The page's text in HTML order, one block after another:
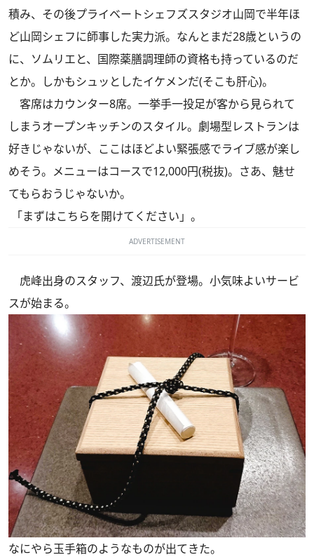
積み、その後プライベートシェフズスタジオ山岡で半年ほ
ど山岡シェフに師事した実力派。なんとまだ28歳というの
に、ソムリエと、国際薬膳調理師の資格も持っているのだ
とか。しかもシュッとしたイケメンだ(そこも肝心)。
客席はカウンター8席。一挙手一投足が客から見られて
しまうオープンキッチンのスタイル。劇場型レストランは
好きじゃないが、ここはほどよい緊張感でライブ感が楽し
めそう。メニューはコースで12,000円(税抜)。さあ、魅せ
てもらおうじゃないか。
「まずはこちらを開けてください」。
ADVERTISEMENT
虎峰出身のスタッフ、渡辺氏が登場。小気味よいサービ
スが始まる。
なにやら玉手箱のようなものが出てきた。